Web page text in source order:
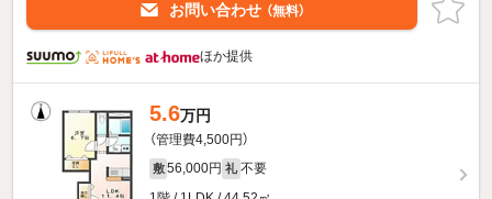
お問い合わせ （無料）
ほか提供
5.6万円
（管理費4,500円）
敷 56,000円 礼 不要